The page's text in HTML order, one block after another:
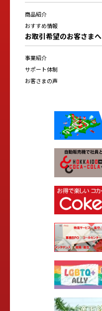
商品紹介
おすすめ情報
お取引希望のお客さまへ
事業紹介
サポート体制
お客さまの声